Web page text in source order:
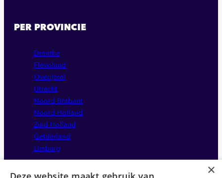
PER PROVINCIE
Drenthe
Flevoland
Overijssel
Utrecht
Noord-Brabant
Noord-Holland
Zuid-Holland
Gelderland
Limburg
×